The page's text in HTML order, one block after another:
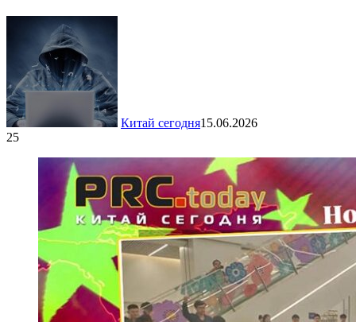
Китай сегодня15.06.2026
25